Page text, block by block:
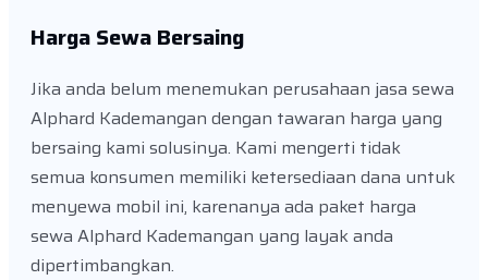
Harga Sewa Bersaing
Jika anda belum menemukan perusahaan jasa sewa
Alphard Kademangan dengan tawaran harga yang
bersaing kami solusinya. Kami mengerti tidak
semua konsumen memiliki ketersediaan dana untuk
menyewa mobil ini, karenanya ada paket harga
sewa Alphard Kademangan yang layak anda
dipertimbangkan.